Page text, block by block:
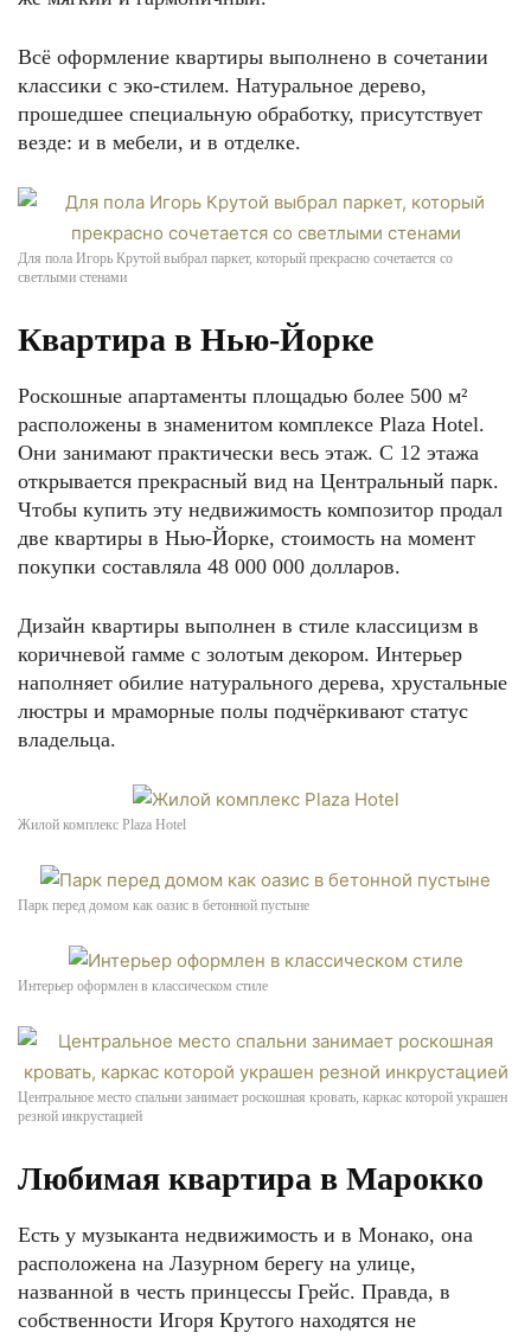
Всё оформление квартиры выполнено в сочетании
классики с эко-стилем. Натуральное дерево,
прошедшее специальную обработку, присутствует
везде: и в мебели, и в отделке.
Для пола Игорь Крутой выбрал паркет, который прекрасно сочетается со
светлыми стенами
Квартира в Нью-Йорке
Роскошные апартаменты площадью более 500 м²
расположены в знаменитом комплексе Plaza Hotel.
Они занимают практически весь этаж. С 12 этажа
открывается прекрасный вид на Центральный парк.
Чтобы купить эту недвижимость композитор продал
две квартиры в Нью-Йорке, стоимость на момент
покупки составляла 48 000 000 долларов.
Дизайн квартиры выполнен в стиле классицизм в
коричневой гамме с золотым декором. Интерьер
наполняет обилие натурального дерева, хрустальные
люстры и мраморные полы подчёркивают статус
владельца.
Жилой комплекс Plaza Hotel
Парк перед домом как оазис в бетонной пустыне
Интерьер оформлен в классическом стиле
Центральное место спальни занимает роскошная кровать, каркас которой украшен
резной инкрустацией
Любимая квартира в Марокко
Есть у музыканта недвижимость и в Монако, она
расположена на Лазурном берегу на улице,
названной в честь принцессы Грейс. Правда, в
собственности Игоря Крутого находятся не